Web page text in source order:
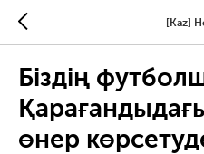
[Kaz]
Біздің
өнер